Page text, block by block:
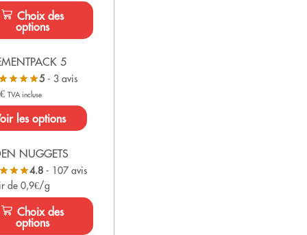
Choix des
options
5
5 - 3 avis
€ TVA incluse
les options
NUGGETS
4.8 - 107 avis
de 0,9€/g
Choix des
options